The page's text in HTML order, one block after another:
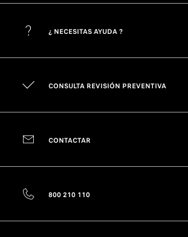
¿ NECESITAS AYUDA ?
CONSULTA REVISIÓN PREVENTIVA
CONTACTAR
800 210 110